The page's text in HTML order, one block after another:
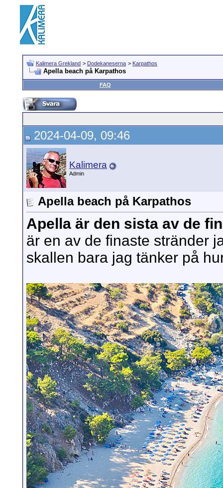
Kalimera Grekland > Dodekaneserna > Karpathos
Apella beach på Karpathos
FAQ
2024-04-09, 09:46
Kalimera
Admin
Apella beach på Karpathos
Apella är den sista av de
är en av de finaste stränder
skallen bara jag tänker på